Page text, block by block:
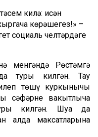
килә: исән
көрәшегез!» –
социаль челтәрдәге
менгәндә Рөстәмгә
туры килгән. Тау
төшү куркынычы
сәфәрне вакытлыча
килгән. Шуңа да
алда максатларына